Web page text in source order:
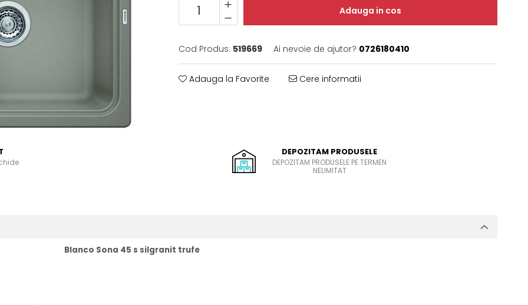
Adauga in cos
Cod Produs: 519669 Ai nevoie de ajutor? 0726180410
Adauga la Favorite Cere informatii
DEPOZITAM PRODUSELE
DEPOZITAM PRODUSELE PE TERMEN
NELIMITAT
Blanco Sona 45 s silgranit trufe